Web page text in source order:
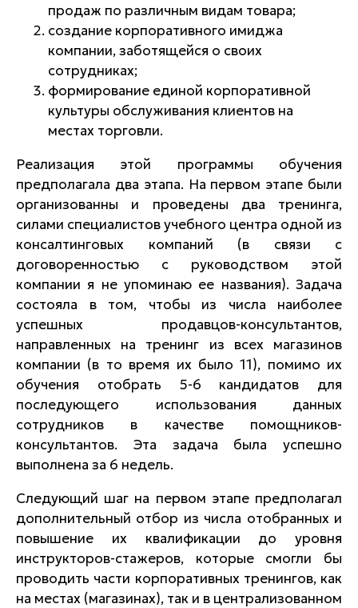
продаж по различным видам товара;
создание корпоративного имиджа
компании, заботящейся о своих
сотрудниках;
формирование единой корпоративной
культуры обслуживания клиентов на
местах торговли.
Реализация этой программы обучения
предполагала два этапа. На первом этапе были
организованны и проведены два тренинга,
силами специалистов учебного центра одной из
консалтинговых компаний (в связи с
договоренностью с руководством этой
компании я не упоминаю ее названия). Задача
состояла в том, чтобы из числа наиболее
успешных продавцов-консультантов,
направленных на тренинг из всех магазинов
компании (в то время их было 11), помимо их
обучения отобрать 5-6 кандидатов для
последующего использования данных
сотрудников в качестве помощников-
консультантов. Эта задача была успешно
выполнена за 6 недель.
Следующий шаг на первом этапе предполагал
дополнительный отбор из числа отобранных и
повышение их квалификации до уровня
инструкторов-стажеров, которые смогли бы
проводить части корпоративных тренингов, как
на местах (магазинах), так и в централизованном